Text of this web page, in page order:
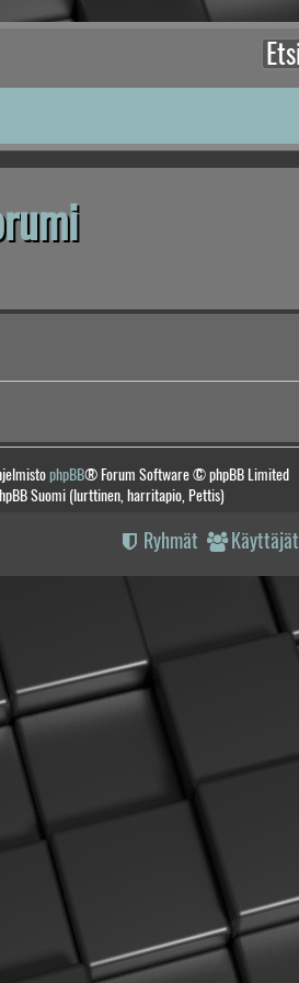
phpBB® Forum Software © phpBB Limited
Suomi (lurttinen, harritapio, Pettis)
Käyttäjät
Ryhmät